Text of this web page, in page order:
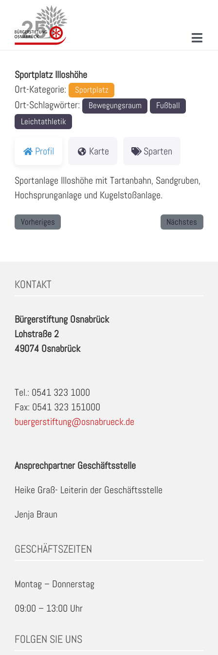
springen
PROJEKTE & AKTIONEN
VERANSTALTUNGEN
KONTAKT
Sportplatz Illoshöhe
Ort-Kategorie:
Sportplatz
Ort-Schlagwörter: Bewegungsraum
Fußball
Leichtathletik
Profil Karte Sparten
Sportanlage Illoshöhe mit Tartanbahn, Sandgruben,
Hochsprunganlage und Kugelstoßanlage.
Vorheriges Nächstes
KONTAKT
Bürgerstiftung Osnabrück
Lohstraße 2
49074 Osnabrück
Tel.: 0541 323 1000
Fax: 0541 323 151000
buergerstiftung@osnabrueck.de
Ansprechpartner Geschäftsstelle
Heike Graß- Leiterin der Geschäftsstelle
Jenja Braun
GESCHÄFTSZEITEN
Montag – Donnerstag
09:00 – 13:00 Uhr
FOLGEN SIE UNS